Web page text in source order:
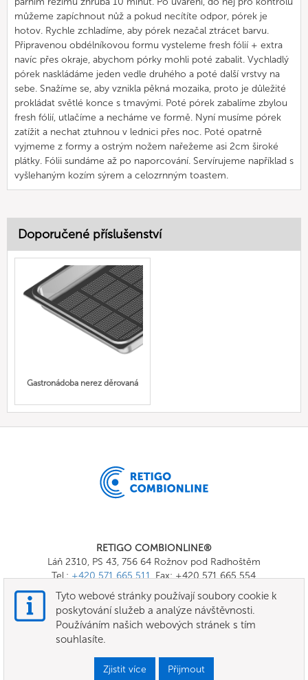
můžeme zapíchnout nůž a pokud necítíte odpor, pórek je
hotov. Rychle zchladíme, aby pórek nezačal ztrácet barvu.
Připravenou obdélníkovou formu vysteleme fresh fólií + extra
navíc přes okraje, abychom pórky mohli poté zabalit. Vychladlý
pórek naskládáme jeden vedle druhého a poté další vrstvy na
sebe. Snažíme se, aby vznikla pěkná mozaika, proto je důležité
prokládat světlé konce s tmavými. Poté pórek zabalíme zbylou
fresh fólií, utlačíme a necháme ve formě. Nyní musíme pórek
zatížit a nechat ztuhnou v lednici přes noc. Poté opatrně
vyjmeme z formy a ostrým nožem nařežeme asi 2cm široké
plátky. Fólii sundáme až po naporcování. Servírujeme například s
vyšlehaným kozím sýrem a celozrnným toastem.
Doporučené příslušenství
Gastronádoba nerez děrovaná
RETIGO COMBIONLINE®
Láň 2310, PS 43, 756 64 Rožnov pod Radhoštěm
Tel.:+420 571 665 511, Fax: +420 571 665 554
E-mail:
info@combionline.com
Všeobecné smluvní podmínky
Tyto webové stránky používají soubory cookie k
poskytování služeb a analýze návštěvnosti.
Používáním našich webových stránek s tím
souhlasíte.
Zjistit více Přijmout